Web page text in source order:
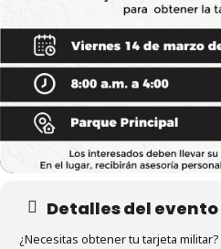
Detalles del evento
¿Necesitas obtener tu tarjeta militar?